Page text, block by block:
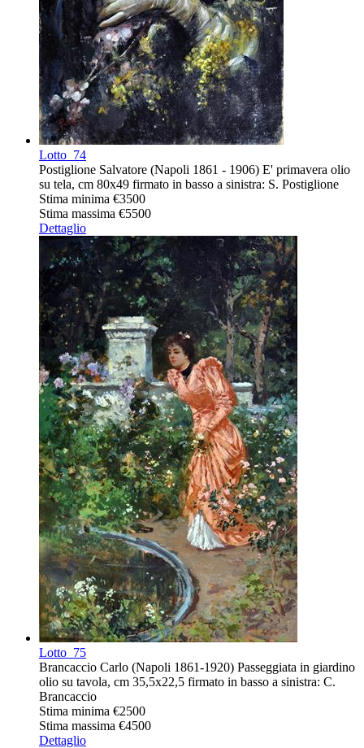
Lotto 74
Postiglione Salvatore (Napoli 1861 - 1906) E' primavera olio
su tela, cm 80x49 firmato in basso a sinistra: S. Postiglione
Stima minima €3500
Stima massima €5500
Dettaglio
Lotto 75
Brancaccio Carlo (Napoli 1861-1920) Passeggiata in giardino
olio su tavola, cm 35,5x22,5 firmato in basso a sinistra: C.
Brancaccio
Stima minima €2500
Stima massima €4500
Dettaglio